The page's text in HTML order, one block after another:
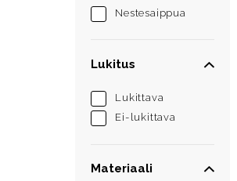
Nestesaippua
Lukitus
Lukittava
Ei-lukittava
Materiaali